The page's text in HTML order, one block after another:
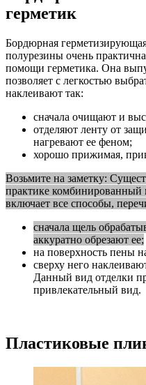
герметик
Бордюрная
полурезины очень
помощи герметика. Она
позволяет с легкостью
наклеивают так:
сначала очищают и
отделяют ленту от
нагревают ее феном;
хорошо прижимая,
Возьмите на заметку:
практике комбинированный
включает все способы,
сначала щель
аккуратно обрезают ее;
на поверхность пены
сверху него
Данный вид отделки
привлекательный вид.
Пластиковые